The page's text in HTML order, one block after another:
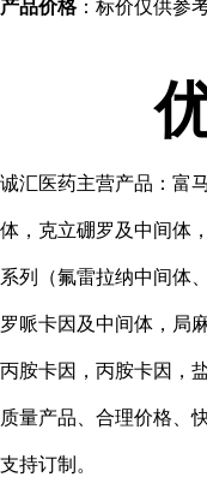
产品价格：标价仅供参
诚汇医药主营产品：富
体，克立硼罗及中间体
系列（氟雷拉纳中间体
罗哌卡因及中间体，局
丙胺卡因，丙胺卡因，
质量产品、合理价格、
支持订制。